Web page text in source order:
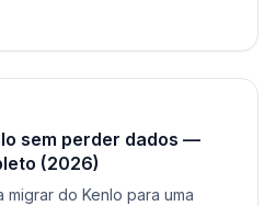
sem perder dados —
(2026)
migrar do Kenlo para uma